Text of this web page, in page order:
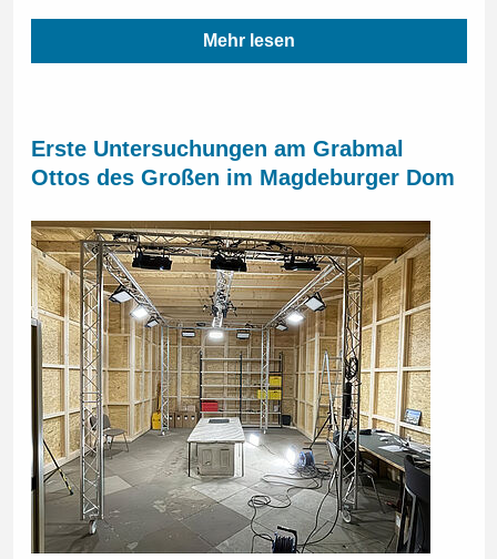
Mehr lesen
Erste Untersuchungen am Grabmal
Ottos des Großen im Magdeburger Dom